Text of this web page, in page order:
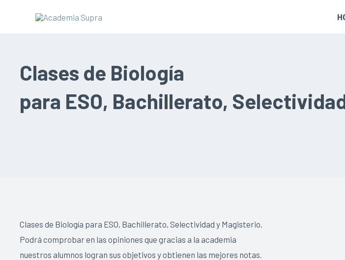
Clases de Biología
para ESO, Bachillerato,
Clases de Biología para ESO, Bachillerato, Selectividad y Magisterio.
Podrá comprobar en las opiniones que gracias a la academia
nuestros alumnos logran sus objetivos y obtienen las mejores notas.